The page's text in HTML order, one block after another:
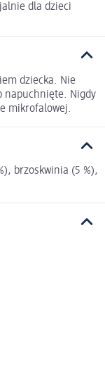
dla dzieci
dziecka. Nie
napuchnięte. Nigdy
mikrofalowej.
brzoskwinia (5 %),